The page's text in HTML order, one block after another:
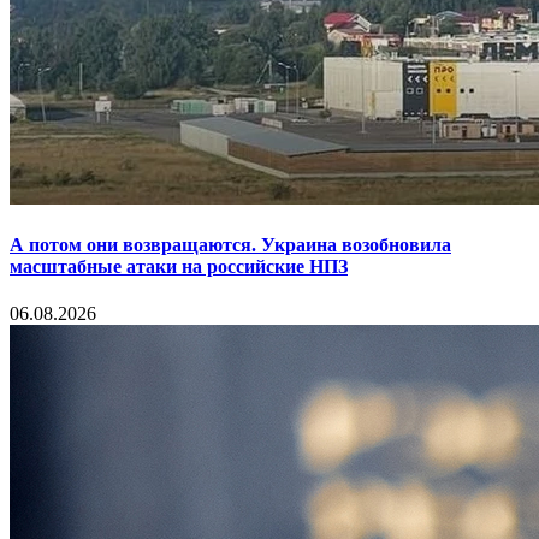
А потом они возвращаются. Украина возобновила
масштабные атаки на российские НПЗ
06.08.2026